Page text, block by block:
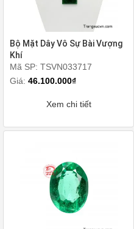
Bộ Mặt Dây Vô Sự Bài Vượng
Khí
Mã SP: TSVN033717
Giá: 46.100.000₫
Xem chi tiết